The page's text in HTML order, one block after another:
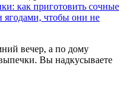
как приготовить сочные
чтобы они не
вечер, а по дому
Вы надкусываете